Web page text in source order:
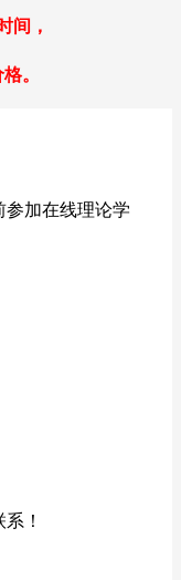
间，
。
参加在线理论学
！